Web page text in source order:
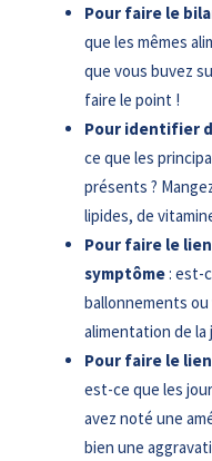
Pour faire le
que les mêmes
que vous buvez
faire le point !
Pour identifier
ce que les
présents ?
lipides, de
Pour faire le
symptôme: est-
ballonnements
alimentation de la
Pour faire le
est-ce que les
avez noté une
bien une